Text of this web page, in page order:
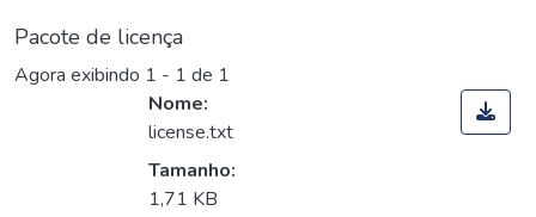
Pacote de licença
Agora exibindo 1 - 1 de 1
Nome:
license.txt
Tamanho:
1,71 KB